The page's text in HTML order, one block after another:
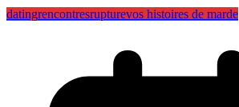
datingrencontresrupturevos histoires de marde